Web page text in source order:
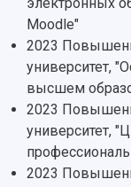
Институт
Аграрный
Архив
Фирменный
Устойчивое
Скидки на
Библиотека
Видеолекции
Результаты
деятельности
Научно-
Конкурсы
Областной
Отчеты о
деятельности
Журналы
Научные
Moodle"
2023
университет,
высшем
2023
университет,
2023